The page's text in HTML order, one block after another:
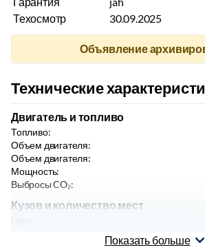
Техосмотр
30.09.2025
Объявление
Технические
Двигатель и топливо
Топливо:
Объем двигателя:
Объем двигателя:
Мощность:
Выбросы CO₂:
Кузов и количество мест
Показать больше